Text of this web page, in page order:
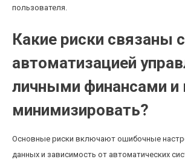
пользователя.
Какие риски связаны с
автоматизацией
личными финансами и
минимизировать?
Основные риски включают ошибочные
данных и зависимость от автоматических